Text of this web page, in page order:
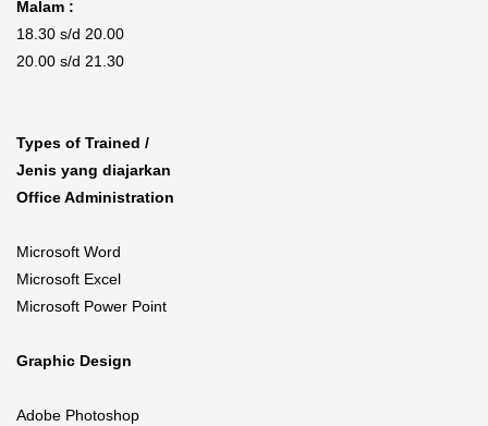
Malam :
18.30 s/d 20.00
20.00 s/d 21.30
Types of Trained /
Jenis yang diajarkan
Office Administration
Microsoft Word
Microsoft Excel
Microsoft Power Point
Graphic Design
Adobe Photoshop